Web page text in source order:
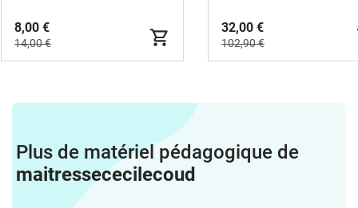
8,00 €
14,00 €
32,00 €
102,90 €
Plus de matériel pédagogique de
maitressececilecoud